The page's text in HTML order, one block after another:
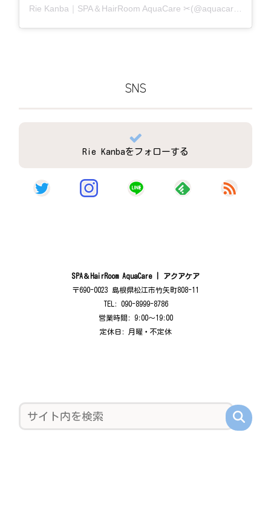
SNS
Rie Kanbaをフォローする
SPA＆HairRoom AquaCare | アクアケア
〒690-0023 島根県松江市竹矢町808-11
TEL: 090-8999-8786
営業時間: 9:00〜19:00
定休日: 月曜・不定休